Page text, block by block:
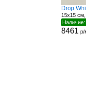
Drop
15x15
Наличие:
8461 р/